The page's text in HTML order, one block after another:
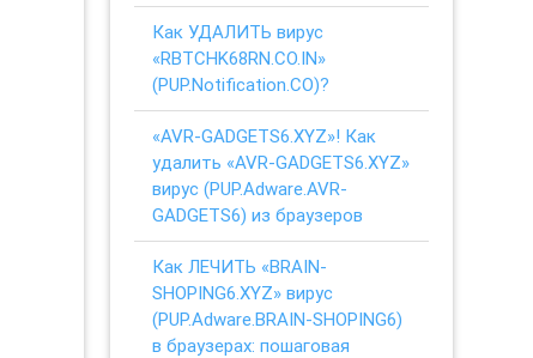
Как УДАЛИТЬ вирус
«RBTCHK68RN.CO.IN»
(PUP.Notification.CO)?
«AVR-GADGETS6.XYZ»! Как
удалить «AVR-GADGETS6.XYZ»
вирус (PUP.Adware.AVR-
GADGETS6) из браузеров
Как ЛЕЧИТЬ «BRAIN-
SHOPING6.XYZ» вирус
(PUP.Adware.BRAIN-SHOPING6)
в браузерах: пошаговая